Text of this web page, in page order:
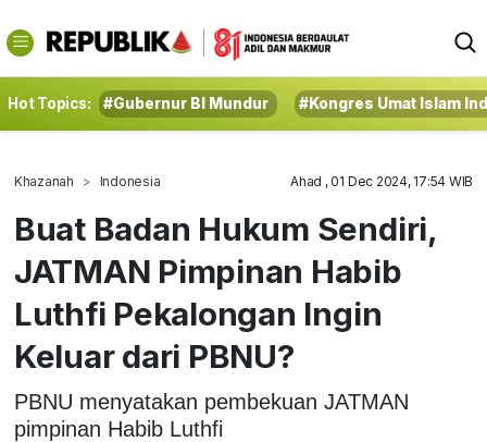
Hot Topics: #Gubernur BI Mundur #Kongres Umat Islam
Khazanah Indonesia Ahad , 01 Dec 2024, 17:54 WIB
Buat Badan Hukum Sendiri,
JATMAN Pimpinan Habib
Luthfi Pekalongan Ingin
Keluar dari PBNU?
PBNU menyatakan pembekuan JATMAN
pimpinan Habib Luthfi